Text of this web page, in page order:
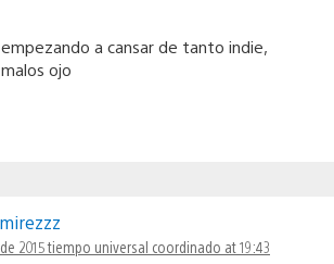
a cansar de tanto indie,
ojo
2015 tiempo universal coordinado at 19:43